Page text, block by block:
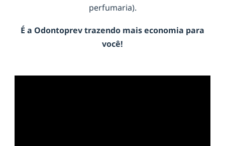
perfumaria).
É a Odontoprevtrazendo mais economia para
você!